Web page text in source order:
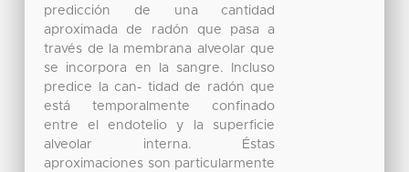
predicción de una cantidad
aproximada de radón que pasa a
través de la membrana alveolar que
se incorpora en la sangre. Incluso
predice la can- tidad de radón que
está temporalmente confinado
entre el endotelio y la superficie
alveolar interna. Éstas
aproximaciones son particularmente